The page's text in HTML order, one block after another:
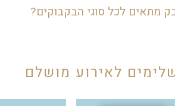
בקבוקי מים על
בקבוקי מים ממותגים.
מתאים לכל סוגי הבקבוקים?
לאירוע מושלם